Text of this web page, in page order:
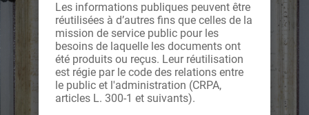
Les informations publiques peuvent être
réutilisées à d’autres fins que celles de la
mission de service public pour les
besoins de laquelle les documents ont
été produits ou reçus. Leur réutilisation
est régie par le code des relations entre
le public et l'administration (CRPA,
articles L. 300-1 et suivants).